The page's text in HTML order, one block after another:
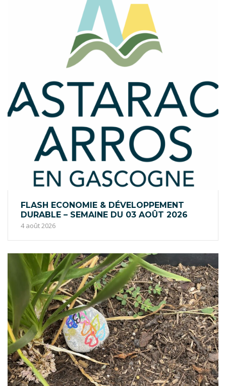
FLASH ECONOMIE & DÉVELOPPEMENT
DURABLE – SEMAINE DU 03 AOÛT 2026
4 août 2026